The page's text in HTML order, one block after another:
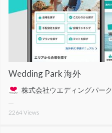
Wedding Park 海外
株式会社ウエディングパーク
2264 Views